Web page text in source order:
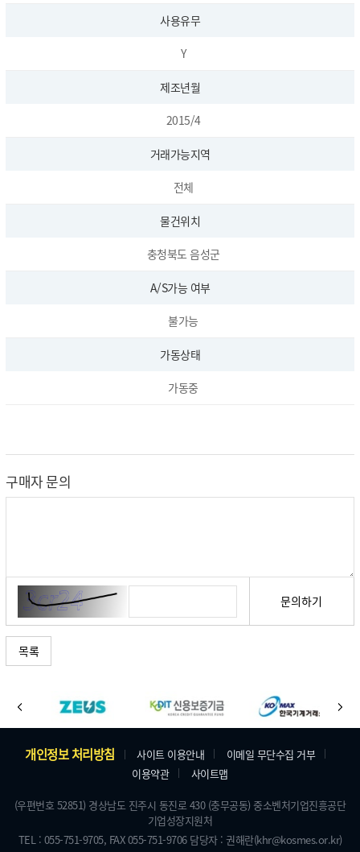
사용유무
Y
제조년월
2015/4
거래가능지역
전체
물건위치
충청북도 음성군
A/S가능 여부
불가능
가동상태
가동중
구매자 문의
문의하기
목록
로 이
전
다
음
개인정보 처리방침 사이트 이용안내
이메일 무단수집 거부
이용약관
사이트맵
(우편번호 52851) 경상남도 진주시 동진로 430 (충무공동) 중소벤처기업진흥공단
기업성장지원처
TEL : 055-751-9705, FAX 055-751-9706 담당자 : 권해란(khr@kosmes.or.kr)